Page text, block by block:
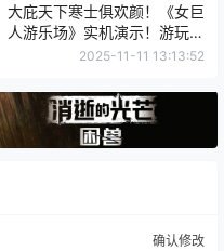
大庇天下寒士俱欢颜！《女巨
人游乐场》实机演示！游玩攻
略
2025-11-11 13:13:52
确认修改